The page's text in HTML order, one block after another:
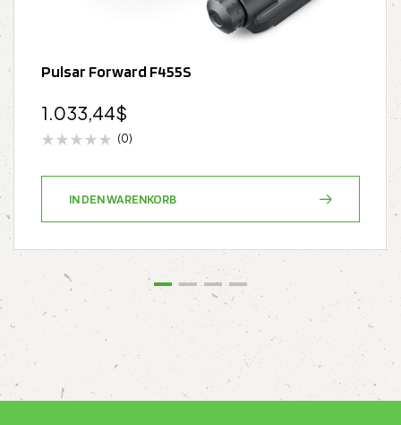
Pulsar Forward F455S
1.033,44$
(0)
IN DEN WARENKORB